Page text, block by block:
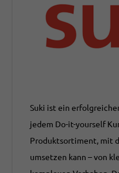
Suki ist ein
jedem Do-it-yourself
Produktsortiment, mit
umsetzen kann – von